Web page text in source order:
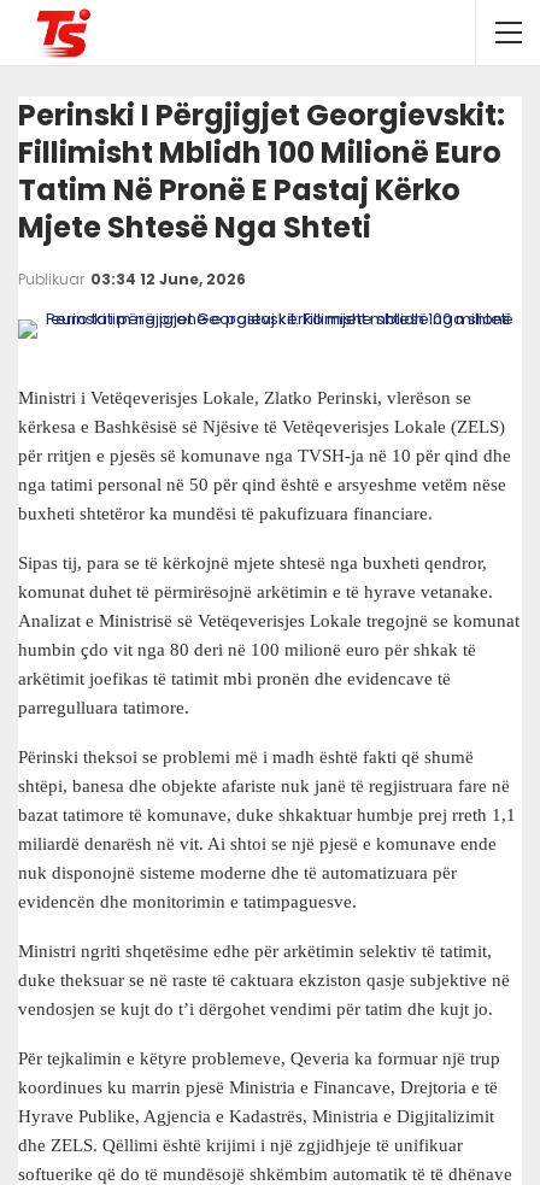
Perinski I Përgjigjet Georgievskit:
Fillimisht Mblidh 100 Milionë Euro
Tatim Në Pronë E Pastaj Kërko
Mjete Shtesë Nga Shteti
Publikuar 03:34 12 June, 2026
Ministri i Vetëqeverisjes Lokale, Zlatko Perinski, vlerëson se
kërkesa e Bashkësisë së Njësive të Vetëqeverisjes Lokale (ZELS)
për rritjen e pjesës së komunave nga TVSH-ja në 10 për qind dhe
nga tatimi personal në 50 për qind është e arsyeshme vetëm nëse
buxheti shtetëror ka mundësi të pakufizuara financiare.
Sipas tij, para se të kërkojnë mjete shtesë nga buxheti qendror,
komunat duhet të përmirësojnë arkëtimin e të hyrave vetanake.
Analizat e Ministrisë së Vetëqeverisjes Lokale tregojnë se komunat
humbin çdo vit nga 80 deri në 100 milionë euro për shkak të
arkëtimit joefikas të tatimit mbi pronën dhe evidencave të
parregulluara tatimore.
Përinski theksoi se problemi më i madh është fakti që shumë
shtëpi, banesa dhe objekte afariste nuk janë të regjistruara fare në
bazat tatimore të komunave, duke shkaktuar humbje prej rreth 1,1
miliardë denarësh në vit. Ai shtoi se një pjesë e komunave ende
nuk disponojnë sisteme moderne dhe të automatizuara për
evidencën dhe monitorimin e tatimpaguesve.
Ministri ngriti shqetësime edhe për arkëtimin selektiv të tatimit,
duke theksuar se në raste të caktuara ekziston qasje subjektive në
vendosjen se kujt do t’i dërgohet vendimi për tatim dhe kujt jo.
Për tejkalimin e këtyre problemeve, Qeveria ka formuar një trup
koordinues ku marrin pjesë Ministria e Financave, Drejtoria e të
Hyrave Publike, Agjencia e Kadastrës, Ministria e Digjitalizimit
dhe ZELS. Qëllimi është krijimi i një zgjidhjeje të unifikuar
softuerike që do të mundësojë shkëmbim automatik të të dhënave